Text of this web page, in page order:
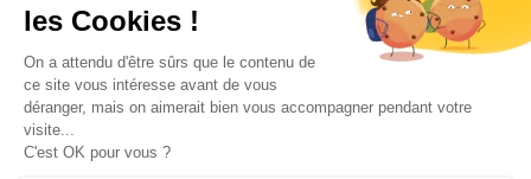
Notre assurance RCP vous protège contre tous les petits bobos
d'un EVG: une cheville en vrac après un paintball? Un tour de
cou après un striptease? Notre assurance vous couvre
2026 - CRAZY-VOYAGES SAS